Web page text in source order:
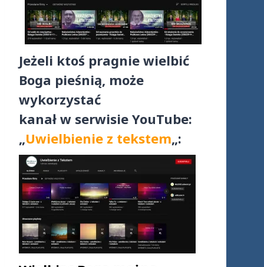
Jeżeli ktoś pragnie wielbić
Boga pieśnią, może
wykorzystać
kanał w serwisie YouTube:
„Uwielbienie z tekstem„: